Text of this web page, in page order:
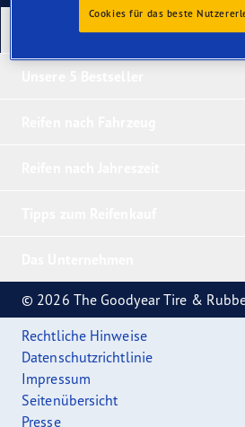
Unsere neuesten Produkte
© 2026 The Goodyear Tire &
Rechtliche Hinweise
Datenschutzrichtlinie
Impressum
Seitenübersicht
Presse
Cookies für das beste